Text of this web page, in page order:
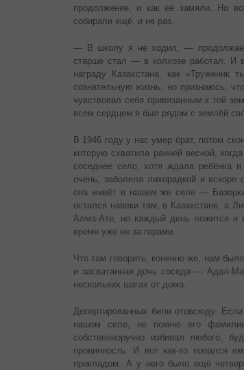
продолжение, и как её замяли. Но
собирали ещё, и не раз.
— В школу я не ходил, —
старше стал — в колхозе работал. И
награду Казахстана, как
сознательную жизнь, но признаюсь,
чувствовал себя привязанным к той
всем сердцем я был рядом с землёй
В 1946 году у нас умер брат, потом
которую схватила ранней весной,
соседнее село, хотя ждала ребёнка
очень, заболела лихорадкой и
она живёт в нашем же селе —
остался навеки там, в Казахстане, а
Алма-Ате, но каждый день ложится и
время уже не за горами.
Что там говорить, конечно же, нам
и засватанная дочь соседа — Адал-
нескольких шагах от дома.
Депортированных били отовсюду.
нашем селе, не помню его
собственноручно избивал любого,
провинность. И вот как-то попался
прикладом. А у него было ещё